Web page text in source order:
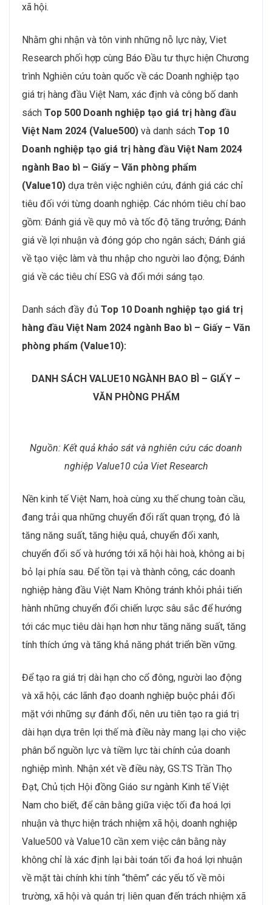
xã hội.
Nhằm ghi nhận và tôn vinh những nỗ lực này, Viet
Research phối hợp cùng Báo Đầu tư thực hiện Chương
trình Nghiên cứu toàn quốc về các Doanh nghiệp tạo
giá trị hàng đầu Việt Nam, xác định và công bố danh
sách Top 500 Doanh nghiệp tạo giá trị hàng đầu
Việt Nam 2024 (Value500) và danh sách Top 10
Doanh nghiệp tạo giá trị hàng đầu Việt Nam 2024
ngành Bao bì – Giấy – Văn phòng phẩm
(Value10) dựa trên việc nghiên cứu, đánh giá các chỉ
tiêu đối với từng doanh nghiệp. Các nhóm tiêu chí bao
gồm: Đánh giá về quy mô và tốc độ tăng trưởng; Đánh
giá về lợi nhuận và đóng góp cho ngân sách; Đánh giá
về tạo việc làm và thu nhập cho người lao động; Đánh
giá về các tiêu chí ESG và đổi mới sáng tạo.
Danh sách đầy đủ Top 10 Doanh nghiệp tạo giá trị
hàng đầu Việt Nam 2024 ngành Bao bì – Giấy – Văn
phòng phẩm (Value10):
DANH SÁCH VALUE10 NGÀNH BAO BÌ – GIẤY –
VĂN PHÒNG PHẨM
Nguồn: Kết quả khảo sát và nghiên cứu các doanh
nghiệp Value10 của Viet Research
Nền kinh tế Việt Nam, hoà cùng xu thế chung toàn cầu,
đang trải qua những chuyển đổi rất quan trọng, đó là
tăng năng suất, tăng hiệu quả, chuyển đổi xanh,
chuyển đổi số và hướng tới xã hội hài hoà, không ai bị
bỏ lại phía sau. Để tồn tại và thành công, các doanh
nghiệp hàng đầu Việt Nam Không tránh khỏi phải tiến
hành những chuyển đổi chiến lược sâu sắc để hướng
tới các mục tiêu dài hạn hơn như tăng năng suất, tăng
tính thích ứng và tăng khả năng phát triển bền vững.
Để tạo ra giá trị dài hạn cho cổ đông, người lao động
và xã hội, các lãnh đạo doanh nghiệp buộc phải đối
mặt với những sự đánh đổi, nên ưu tiên tạo ra giá trị
dài hạn dựa trên lợi thế mà điều này mang lại cho việc
phân bổ nguồn lực và tiềm lực tài chính của doanh
nghiệp mình. Nhận xét về điều này, GS.TS Trần Thọ
Đạt, Chủ tịch Hội đồng Giáo sư ngành Kinh tế Việt
Nam cho biết, để cân bằng giữa việc tối đa hoá lợi
nhuận và thực hiện trách nhiệm xã hội, doanh nghiệp
Value500 và Value10 cần xem việc cân bằng này
không chỉ là xác định lại bài toán tối đa hoá lợi nhuận
về mặt tài chính khi tính “thêm” các yếu tố về môi
trường, xã hội và quản trị liên quan đến trách nhiệm xã